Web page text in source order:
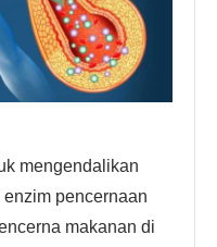
mengendalikan
pencernaan
makanan di